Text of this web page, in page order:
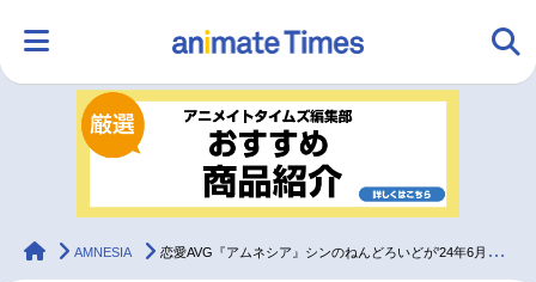
ランキング アニメ
ラジオ
animateTimes
AMNESIA 恋愛AVG『アムネシア』シンのねんどろいどが'24年6月発売